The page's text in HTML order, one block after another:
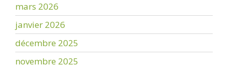
mars 2026
janvier 2026
décembre 2025
novembre 2025